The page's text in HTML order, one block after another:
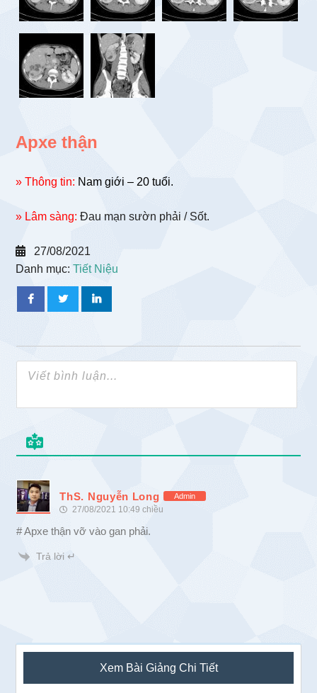
Apxe thận
» Thông tin: Nam giới – 20 tuổi.
» Lâm sàng: Đau mạn sườn phải / Sốt.
27/08/2021
Danh mục:Tiết Niệu
ThS. Nguyễn Long Admin
27/08/2021 10:49 chiều
# Apxe thận vỡ vào gan phải.
Trả lời ↵
Sidebar
chính
Xem Bài Giảng Chi Tiết